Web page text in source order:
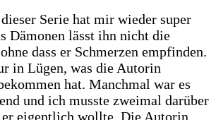
Serie hat mir wieder super
Dämonen lässt ihn nicht die
dass er Schmerzen empfinden.
in Lügen, was die Autorin
hat. Manchmal war es
und ich musste zweimal darüber
er eigentlich wollte. Die Autorin